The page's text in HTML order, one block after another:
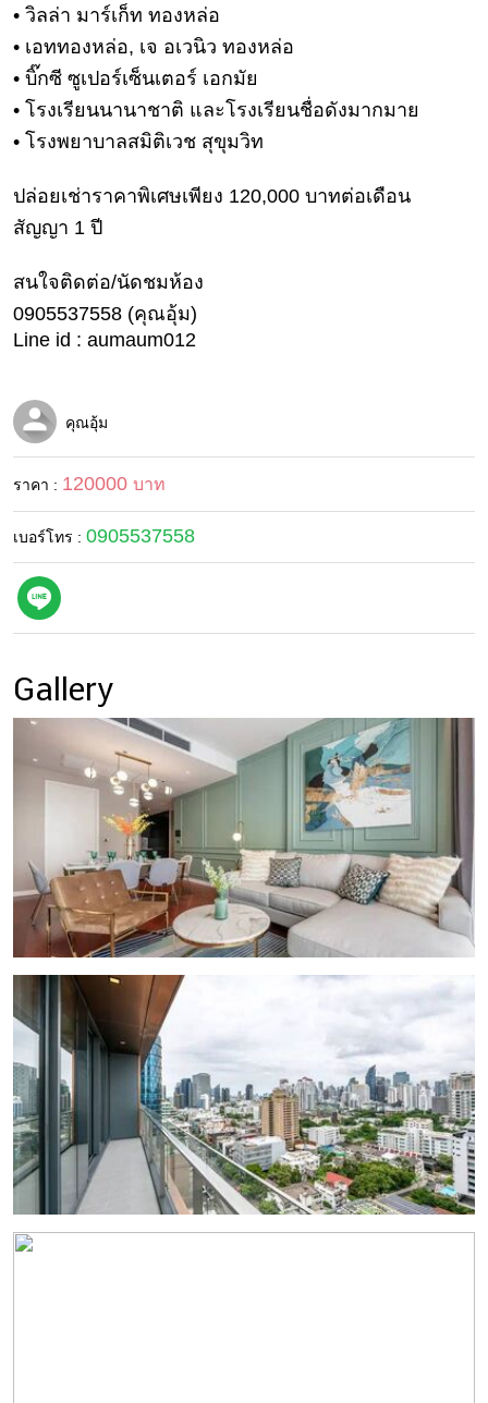
การ
ตกแต่ง
มือ
ถือ
ราคา
น้ำมัน
วา
ไร
ตี้
แต่งงาน
แม่
เด็ก
สัตว์
เลี้ยง
Infographic
แอปฯ
กระปุก
ติดต่อ
โฆษณา
ปัญหา
ร่วม
งาน
กับ
เรา
• วิลล่า มาร์เก็ท ทองหล่อ
• เอททองหล่อ, เจ อเวนิว ทองหล่อ
• บิ๊กซี ซูเปอร์เซ็นเตอร์ เอกมัย
• โรงเรียนนานาชาติ และโรงเรียนชื่อดังมากมาย
• โรงพยาบาลสมิติเวช สุขุมวิท
ปล่อยเช่าราคาพิเศษเพียง 120,000 บาทต่อเดือน
สัญญา 1 ปี
สนใจติดต่อ/นัดชมห้อง
0905537558 (คุณอุ้ม)
Line id : aumaum012
คุณอุ้ม
ราคา : 120000 บาท
เบอร์โทร : 0905537558
Gallery